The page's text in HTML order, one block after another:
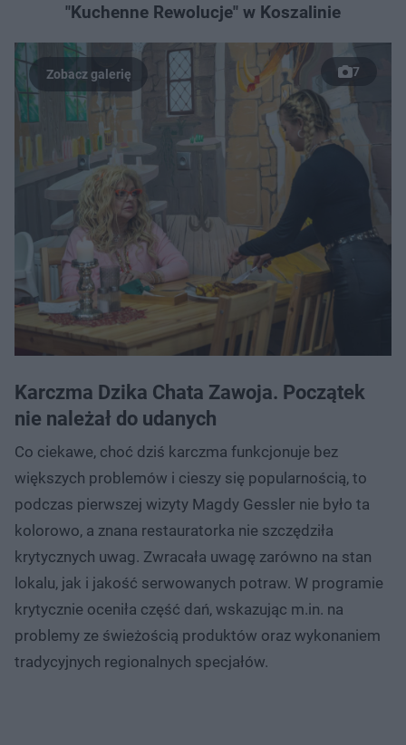
"Kuchenne Rewolucje" w Koszalinie
7
Karczma Dzika Chata Zawoja. Początek
nie należał do udanych
Co ciekawe, choć dziś karczma funkcjonuje bez
większych problemów i cieszy się popularnością, to
podczas pierwszej wizyty Magdy Gessler nie było ta
kolorowo, a znana restauratorka nie szczędziła
krytycznych uwag. Zwracała uwagę zarówno na stan
lokalu, jak i jakość serwowanych potraw. W programie
krytycznie oceniła część dań, wskazując m.in. na
problemy ze świeżością produktów oraz wykonaniem
tradycyjnych regionalnych specjałów.